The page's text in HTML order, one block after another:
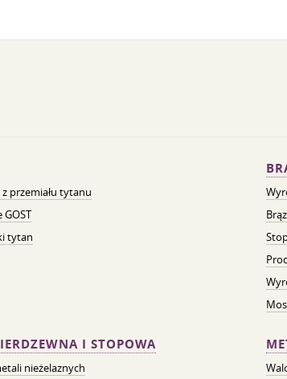
przemiału tytanu
tytan
I STOPOWA
nieżelaznych